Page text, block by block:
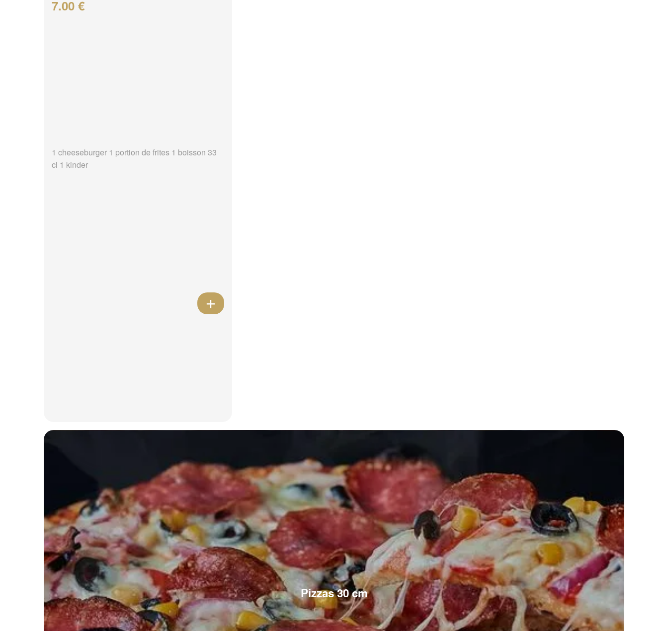
7.00 €
1 cheeseburger 1 portion de frites 1 boisson 33
cl 1 kinder
Pizzas 30 cm